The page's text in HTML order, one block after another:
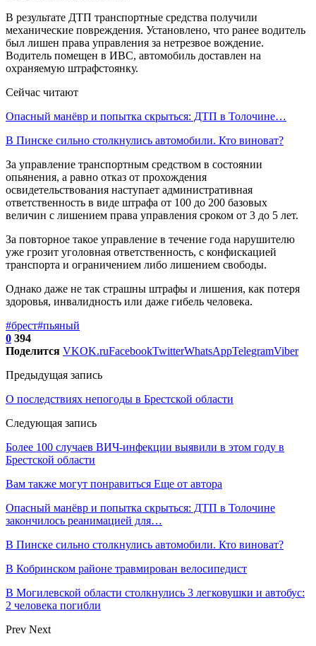
В результате ДТП транспортные средства получили
механические повреждения. Установлено, что ранее водитель
был лишен права управления за нетрезвое вождение.
Водитель помещен в ИВС, автомобиль доставлен на
охраняемую штрафстоянку.
Сейчас читают
Опасный манёвр и попытка скрыться: ДТП в Толочине…
В Пинске сильно столкнулись автомобили. Кто виноват?
За управление транспортным средством в состоянии
опьянения, а равно отказ от прохождения
освидетельствования наступает административная
ответственность в виде штрафа от 100 до 200 базовых
величин с лишением права управления сроком от 3 до 5 лет.
За повторное такое управление в течение года нарушителю
уже грозит уголовная ответственность, с конфискацией
транспорта и ограничением либо лишением свободы.
Однако даже не так страшны штрафы и лишения, как потеря
здоровья, инвалидность или даже гибель человека.
#брест#пьяный
0 394
Поделится VKOK.ruFacebookTwitterWhatsAppTelegramViber
Предыдущая запись
О последствиях непогоды в Брестской области
Следующая запись
Более 100 случаев ВИЧ-инфекции выявили в этом году в
Брестской области
Вам также могут понравиться Еще от автора
Опасный манёвр и попытка скрыться: ДТП в Толочине
закончилось реанимацией для…
В Пинске сильно столкнулись автомобили. Кто виноват?
В Кобринском районе травмирован велосипедист
В Могилевской области столкнулись 3 легковушки и автобус:
2 человека погибли
Prev Next